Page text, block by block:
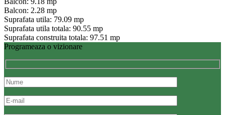
Balcon: 2.28 mp
Suprafata utila: 79.09 mp
Suprafata utila totala: 90.55 mp
Suprafata construita totala: 97.51 mp
Programeaza o vizionare